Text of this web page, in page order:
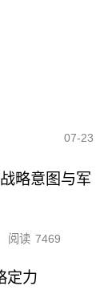
07-23
略意图与军
阅读 7469
定力